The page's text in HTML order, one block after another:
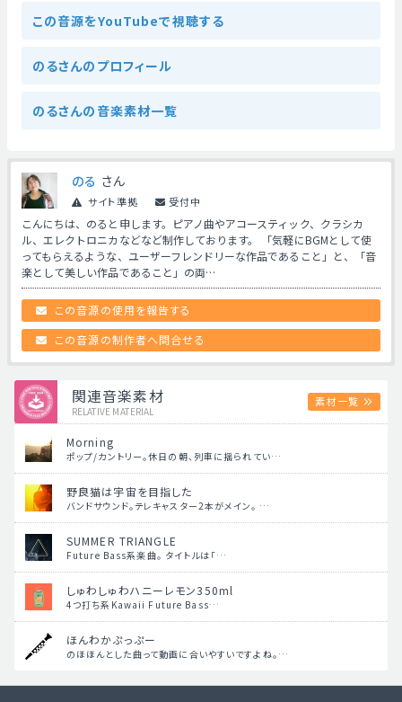
この音源をYouTubeで視聴する
のるさんのプロフィール
のるさんの音楽素材一覧
のる さん
サイト準拠 受付中
こんにちは、のると申します。ピアノ曲やアコースティック、クラシカ
ル、エレクトロニカなどなど制作しております。 「気軽にBGMとして使
ってもらえるような、ユーザーフレンドリーな作品であること」と、「音
楽として美しい作品であること」の両…
この音源の使用を報告する
この音源の制作者へ問合せる
関連音楽素材
RELATIVE MATERIAL
素材一覧
Morning
ポップ/カントリー。休日の朝、列車に揺られてい…
野良猫は宇宙を目指した
バンドサウンド。テレキャスター2本がメイン。 …
SUMMER TRIANGLE
Future Bass系楽曲。 タイトルは「…
しゅわしゅわハニーレモン350ml
4つ打ち系Kawaii Future Bass…
ほんわかぷっぷー
のほほんとした曲って動画に合いやすいですよね。…